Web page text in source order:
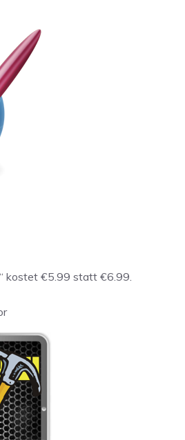
kostet €5.99 statt €6.99.